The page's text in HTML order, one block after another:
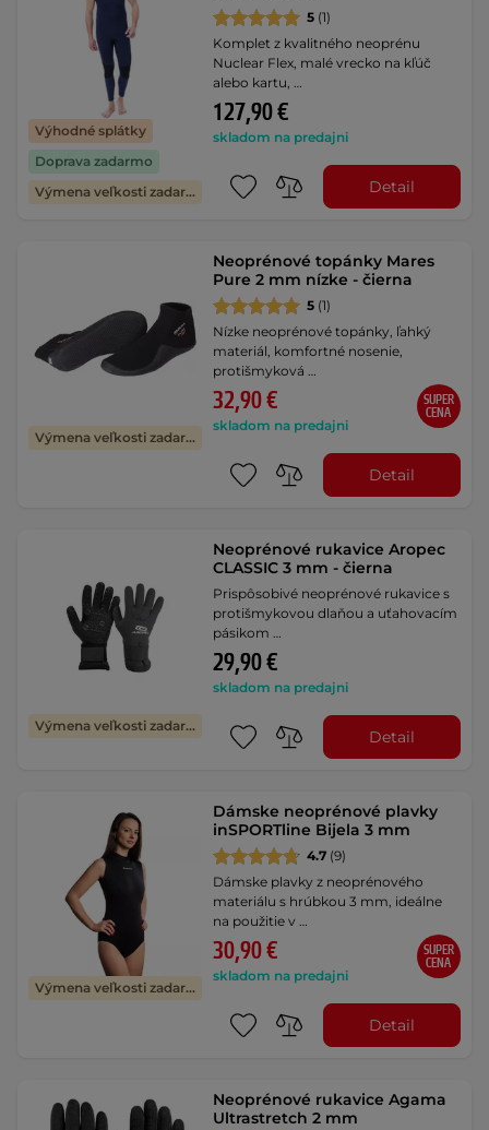
Výhodné splátky
Doprava zadarmo
Výmena veľkosti zadarmo
5 (1)
Komplet z kvalitného neoprénu
Nuclear Flex, malé vrecko na kľúč
alebo kartu, …
127,90 €
skladom na predajni
Detail
Výmena veľkosti zadarmo
Neoprénové topánky Mares
Pure 2 mm nízke - čierna
5 (1)
Nízke neoprénové topánky, ľahký
materiál, komfortné nosenie,
protišmyková …
32,90 €
skladom na predajni
SUPER
CENA
Detail
Výmena veľkosti zadarmo
Neoprénové rukavice Aropec
CLASSIC 3 mm - čierna
Prispôsobivé neoprénové rukavice s
protišmykovou dlaňou a uťahovacím
pásikom …
29,90 €
skladom na predajni
Detail
Výmena veľkosti zadarmo
Dámske neoprénové plavky
inSPORTline Bijela 3 mm
4.7 (9)
Dámske plavky z neoprénového
materiálu s hrúbkou 3 mm, ideálne
na použitie v …
30,90 €
skladom na predajni
SUPER
CENA
Detail
Neoprénové rukavice Agama
Ultrastretch 2 mm